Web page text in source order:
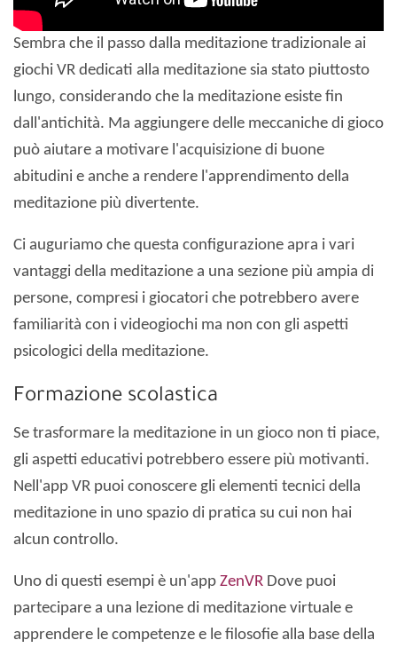
Sembra che il passo dalla meditazione tradizionale ai
giochi VR dedicati alla meditazione sia stato piuttosto
lungo, considerando che la meditazione esiste fin
dall'antichità. Ma aggiungere delle meccaniche di gioco
può aiutare a motivare l'acquisizione di buone
abitudini e anche a rendere l'apprendimento della
meditazione più divertente.
Ci auguriamo che questa configurazione apra i vari
vantaggi della meditazione a una sezione più ampia di
persone, compresi i giocatori che potrebbero avere
familiarità con i videogiochi ma non con gli aspetti
psicologici della meditazione.
Formazione scolastica
Se trasformare la meditazione in un gioco non ti piace,
gli aspetti educativi potrebbero essere più motivanti.
Nell'app VR puoi conoscere gli elementi tecnici della
meditazione in uno spazio di pratica su cui non hai
alcun controllo.
Uno di questi esempi è un'app ZenVR Dove puoi
partecipare a una lezione di meditazione virtuale e
apprendere le competenze e le filosofie alla base della